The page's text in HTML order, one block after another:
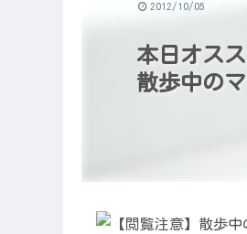
本日オス
散歩中の
2012/10/05